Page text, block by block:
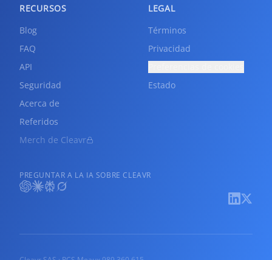
RECURSOS
Blog
FAQ
API
Seguridad
Acerca de
Referidos
Merch de Cleavr
LEGAL
Términos
Privacidad
Estado
PREGUNTAR A LA IA SOBRE CLEAVR